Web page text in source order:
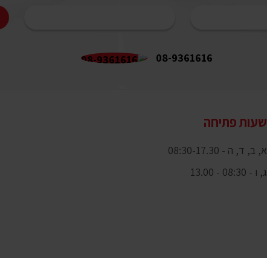
08-9361616
שעות פתיחה
א, ב, ד, ה - 08:30-17.30
ג, ו - 08:30 - 13.00